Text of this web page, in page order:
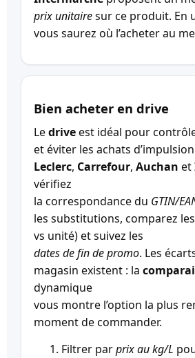
prix unitairesur ce produit. En
vous saurez où l’acheter au
Bien acheter en drive
Ledriveest idéal pour
et éviter les achats
Leclerc, Carrefour, Auchan et
vérifiez
la correspondance du GTIN/
les substitutions, comparez
vs unité) et suivez les
dates de fin de promo. Les
magasin existent : la
dynamique
vous montre l’option la plus
moment de commander.
Filtrer parprix au kg/L